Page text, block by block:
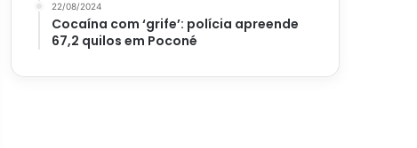
22/08/2024
Cocaína com ‘grife’: polícia apreende
67,2 quilos em Poconé